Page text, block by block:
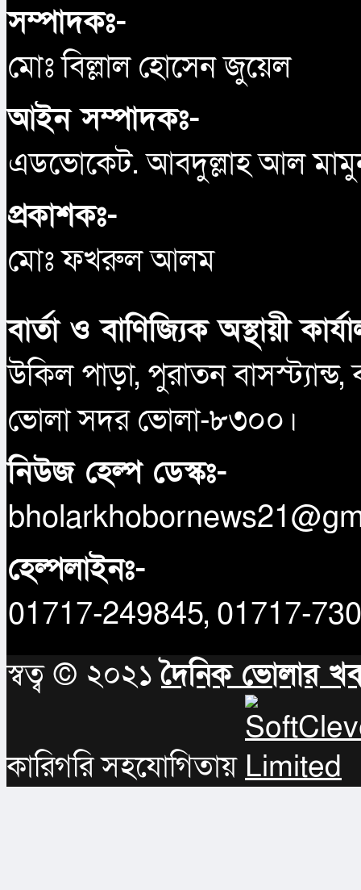
সম্পাদকঃ-
মোঃ বিল্লাল হোসেন জুয়েল
আইন সম্পাদকঃ-
এডভোকেট. আবদুল্লাহ আল
প্রকাশকঃ-
মোঃ ফখরুল আলম
বার্তা ও বাণিজ্যিক অস্থায়ী
উকিল পাড়া, পুরাতন
ভোলা সদর ভোলা-৮৩০০।
নিউজ হেল্প ডেস্কঃ-
হেল্পলাইনঃ-
01717-249845, 01717-
স্বত্ব © ২০২১দৈনিক ভোলার
কারিগরি সহযোগিতায়